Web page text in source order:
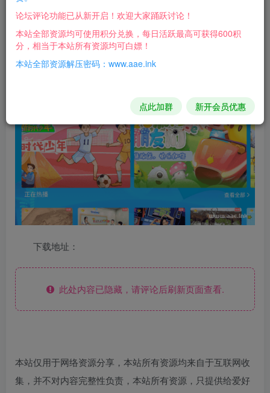
带动大人小孩一起互动、学习。
那么这里就不得都不提到一个主打亲子节目、动漫卡通
和教育的TV软件，不仅强大，而且免登无限——某咭TV_免
下载地址：
此处内容已隐藏，请评论后刷新页面查看.
本站仅用于网络资源分享，本站所有资源均来自于互联网收
集，并不对内容完整性负责，本站所有资源，只提供给爱好
论坛评论功能已从新开启！欢迎大家踊跃讨论！
本站全部资源均可使用积分兑换，每日活跃最高可获得600积
分，相当于本站所有资源均可白嫖！
本站全部资源解压密码：www.aae.ink
点此加群 新开会员优惠